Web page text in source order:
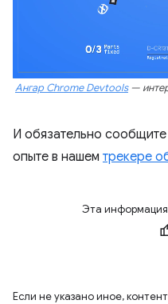
Ангар Chrome Devtools—
И обязательно
опыте в нашем трекере
Эта информация
Если не указано иное,